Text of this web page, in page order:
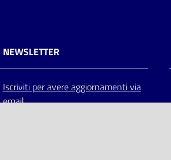
NEWSLETTER
Iscriviti per avere aggiornamenti via
email